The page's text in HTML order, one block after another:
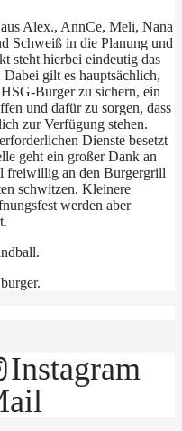
Alex., AnnCe, Meli, Nana
Schweiß in die Planung und
steht hierbei eindeutig das
gilt es hauptsächlich,
Burger zu sichern, ein
und dafür zu sorgen, dass
zur Verfügung stehen.
Dienste besetzt
geht ein großer Dank an
freiwillig an den Burgergrill
schwitzen. Kleinere
werden aber
Instagram